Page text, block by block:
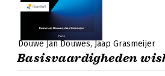
Douwe Jan Douwes Jaap Grasmeijer
Basisvaardigheden